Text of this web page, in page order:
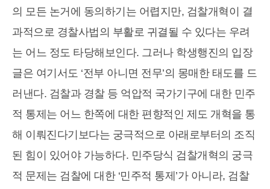
의 모든 논거에 동의하기는 어렵지만, 검찰개혁이 결
과적으로 경찰사법의 부활로 귀결될 수 있다는 우려
는 어느 정도 타당해보인다. 그러나 학생행진의 입장
글은 여기서도 ‘전부 아니면 전무’의 몽매한 태도를 드
러낸다. 검찰과 경찰 등 억압적 국가기구에 대한 민주
적 통제는 어느 한쪽에 대한 편향적인 제도 개혁을 통
해 이뤄진다기보다는 궁극적으로 아래로부터의 조직
된 힘이 있어야 가능하다. 민주당식 검찰개혁의 궁극
적 문제는 검찰에 대한 ‘민주적 통제’가 아니라, 검찰